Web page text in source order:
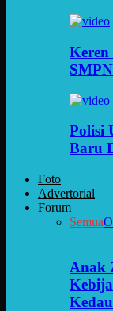
Keren
Polisi
Baru
Foto
Advertorial
Forum
Semua
Anak